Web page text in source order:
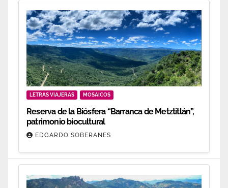
LETRAS VIAJERAS MOSAICOS
Reserva de la Biósfera “Barranca de Metztitlán”,
patrimonio biocultural
EDGARDO SOBERANES